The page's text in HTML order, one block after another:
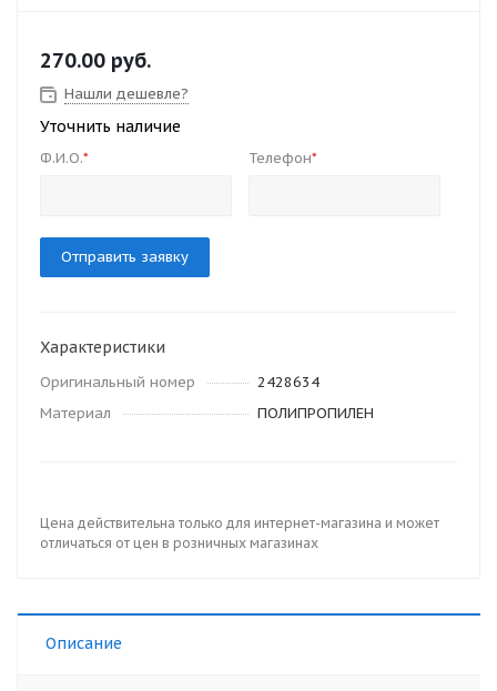
270.00 руб.
Нашли дешевле?
Уточнить наличие
Ф.И.О.* Телефон*
Отправить заявку
Характеристики
Оригинальный номер
2428634
Материал
ПОЛИПРОПИЛЕН
Цена действительна только для интернет-магазина и может
отличаться от цен в розничных магазинах
Описание